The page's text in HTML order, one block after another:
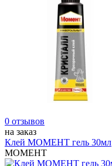
0 отзывов
на заказ
Клей МОМЕНТ гель 30мл
МОМЕНТ